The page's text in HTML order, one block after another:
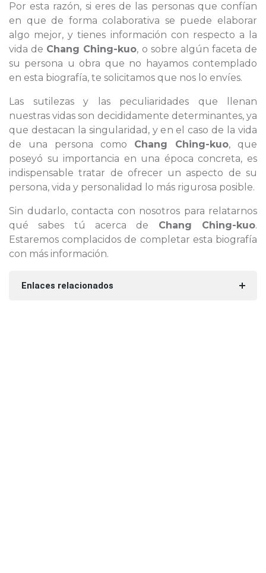
Por esta razón, si eres de las personas que confían
en que de forma colaborativa se puede elaborar
algo mejor, y tienes información con respecto a la
vida de Chang Ching-kuo, o sobre algún faceta de
su persona u obra que no hayamos contemplado
en esta biografía, te solicitamos que nos lo envíes.
Las sutilezas y las peculiaridades que llenan
nuestras vidas son decididamente determinantes, ya
que destacan la singularidad, y en el caso de la vida
de una persona como Chang Ching-kuo, que
poseyó su importancia en una época concreta, es
indispensable tratar de ofrecer un aspecto de su
persona, vida y personalidad lo más rigurosa posible.
Sin dudarlo, contacta con nosotros para relatarnos
qué sabes tú acerca de Chang Ching-kuo.
Estaremos complacidos de completar esta biografía
con más información.
Enlaces relacionados